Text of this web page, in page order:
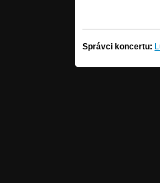
Správci koncertu: